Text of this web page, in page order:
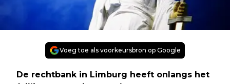
Voeg toe als voorkeursbron op Google
De rechtbank in Limburg heeft onlangs het